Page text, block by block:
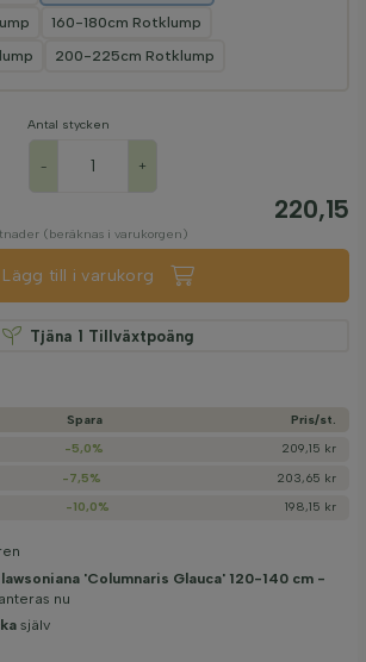
160-180cm Rotklump
200-225cm Rotklump
Antal stycken
- +
220,15
(beräknas i varukorgen)
Lägg till i varukorg
Tjäna 1 Tillväxtpoäng
Spara
Pris/­st.
-5,0%
209,15 kr
-7,5%
203,65 kr
-10,0% 198,15 kr
'Columnaris Glauca' 120-140 cm -
nu
själv